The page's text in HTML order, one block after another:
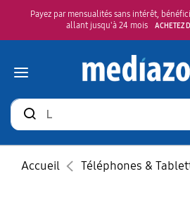
Payez par mensualités sans intérêt,
allant jusqu'à 24 mois
ACHETEZ
Rechercher
des
produits
Accueil Téléphones &